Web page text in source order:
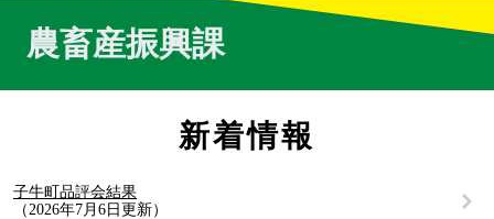
農畜産振興課
新着情報
子牛町品評会結果
2026年7月6日更新